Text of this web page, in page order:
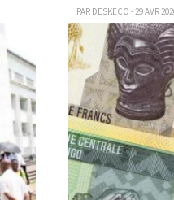
PAR DESKECO - 29 AVR